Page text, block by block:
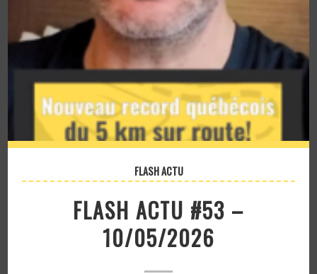
FLASH ACTU
FLASH ACTU #53 –
10/05/2026